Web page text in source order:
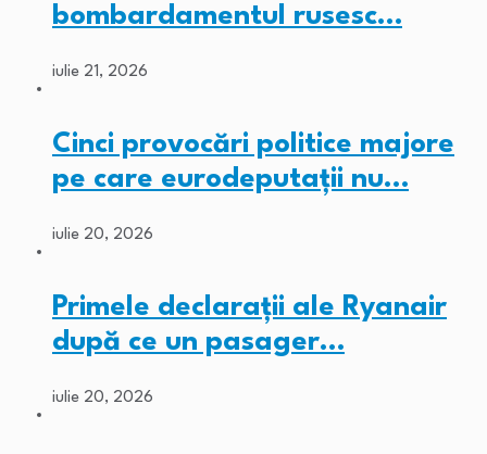
bombardamentul rusesc…
iulie 21, 2026
Cinci provocări politice majore
pe care eurodeputații nu…
iulie 20, 2026
Primele declarații ale Ryanair
după ce un pasager…
iulie 20, 2026